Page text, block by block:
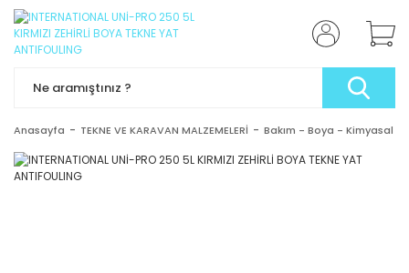
Anasayfa TEKNE VE KARAVAN MALZEMELERİ Bakım - Boya - Kimyasal